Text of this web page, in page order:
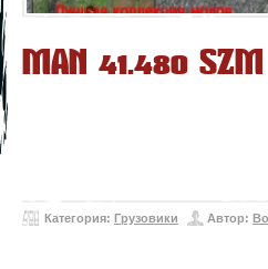
MAN 41.480
Категория: Грузовики Автор: